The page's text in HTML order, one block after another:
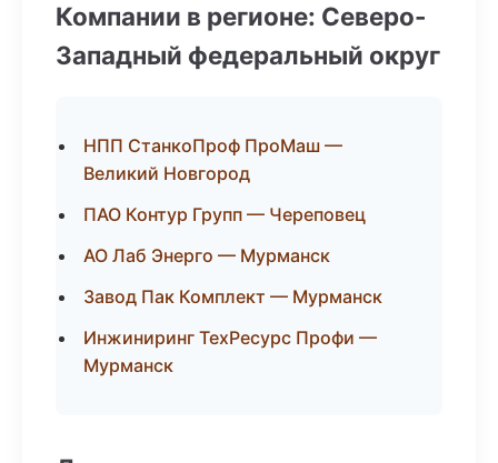
Компании в регионе: Северо-
Западный федеральный округ
НПП СтанкоПроф ПроМаш —
Великий Новгород
ПАО Контур Групп — Череповец
АО Лаб Энерго — Мурманск
Завод Пак Комплект — Мурманск
Инжиниринг ТехРесурс Профи —
Мурманск